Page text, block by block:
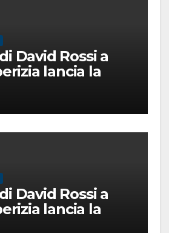
David Rossi a
lancia la
David Rossi a
lancia la